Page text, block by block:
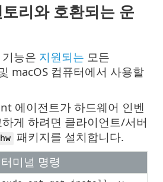
리와 호환되는 운
능은 지원되는 모든
macOS 컴퓨터에서 사용할
에이전트가 하드웨어 인벤
게 하려면 클라이언트/서버
패키지를 설치합니다.
터미널 명령